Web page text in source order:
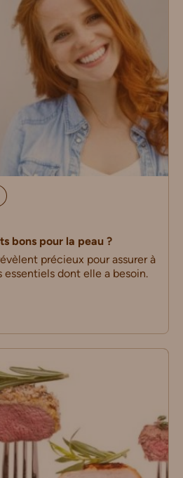
bons pour la peau ?
précieux pour assurer à
essentiels dont elle a besoin.